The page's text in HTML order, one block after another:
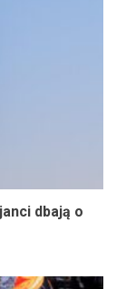
dbają o